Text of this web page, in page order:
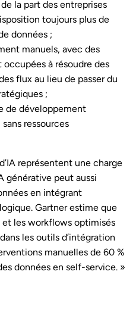
la part des entreprises
toujours plus de
données ;
manuels, avec des
à résoudre des
flux au lieu de passer du
;
de développement
ressources
représentent une charge
générative peut aussi
en intégrant
Gartner estime que
et les workflows optimisés
les outils d’intégration
manuelles de 60 %
données en self-service. »